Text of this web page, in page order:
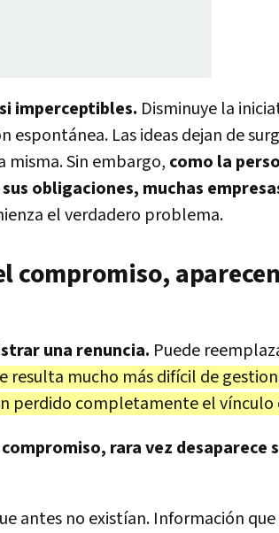
imperceptibles. Disminuye la
espontánea. Las ideas dejan de
misma. Sin embargo, como la
obligaciones, muchas
el verdadero problema.
compromiso,
una renuncia. Puede
resulta mucho más difícil de
perdido completamente el
rara vez desaparece
antes no existían. Información